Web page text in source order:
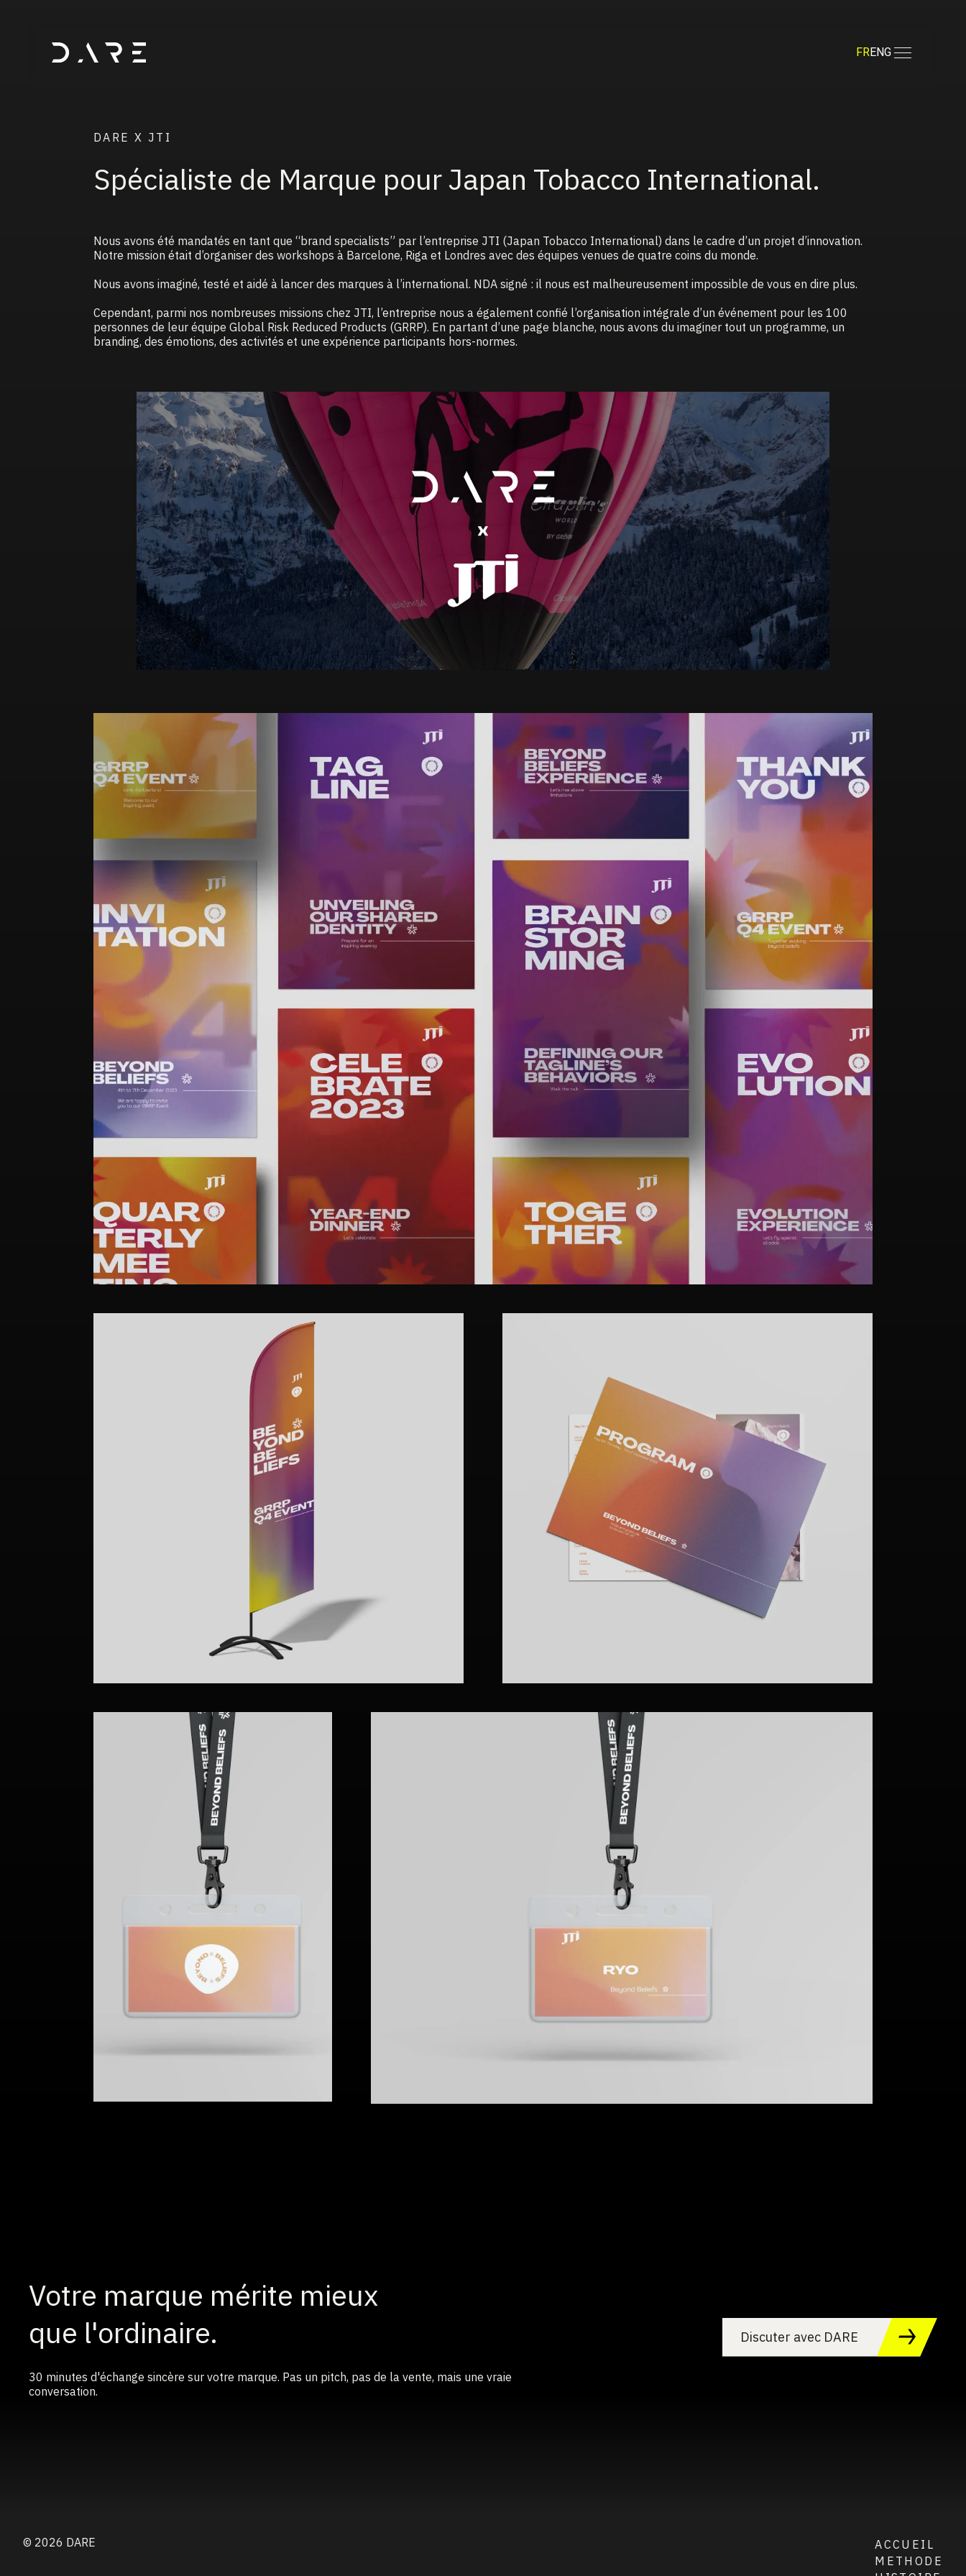
FRENG
DARE X JTI
Spécialiste de Marque pour Japan Tobacco International.
Nous avons été mandatés en tant que “brand specialists” par l’entreprise JTI (Japan Tobacco International) dans le cadre d’un projet d’innovation.
Notre mission était d’organiser des workshops à Barcelone, Riga et Londres avec des équipes venues de quatre coins du monde.
Nous avons imaginé, testé et aidé à lancer des marques à l’international. NDA signé : il nous est malheureusement impossible de vous en dire plus.
Cependant, parmi nos nombreuses missions chez JTI, l’entreprise nous a également confié l’organisation intégrale d’un événement pour les 100
personnes de leur équipe Global Risk Reduced Products (GRRP). En partant d’une page blanche, nous avons du imaginer tout un programme, un
branding, des émotions, des activités et une expérience participants hors-normes.
Votre marque mérite mieux
que l'ordinaire.
30 minutes d'échange sincère sur votre marque. Pas un pitch, pas de la vente, mais une vraie
conversation.
Discuter avec DARE
© 2026 DARE
ACCUEIL
METHODE